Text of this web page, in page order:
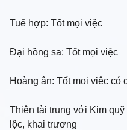
Tuế hợp: Tốt mọi việc
Đại hồng sa: Tốt mọi việc
Hoàng ân: Tốt mọi việc có
Thiên tài trung với Kim
lộc, khai trương